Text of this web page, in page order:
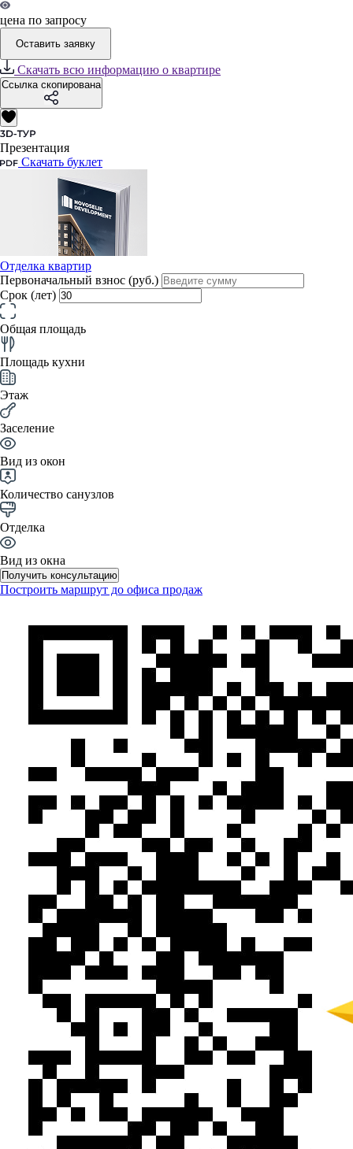
цена по запросу
Оставить заявку
Скачать всю информацию о квартире
Ссылка скопирована
Презентация
Скачать буклет
Отделка квартир
Первоначальный взнос (руб.)
Срок (лет)
Общая площадь
Площадь кухни
Этаж
Заселение
Вид из окон
Количество санузлов
Отделка
Вид из окна
Получить консультацию
Построить маршрут до офиса продаж